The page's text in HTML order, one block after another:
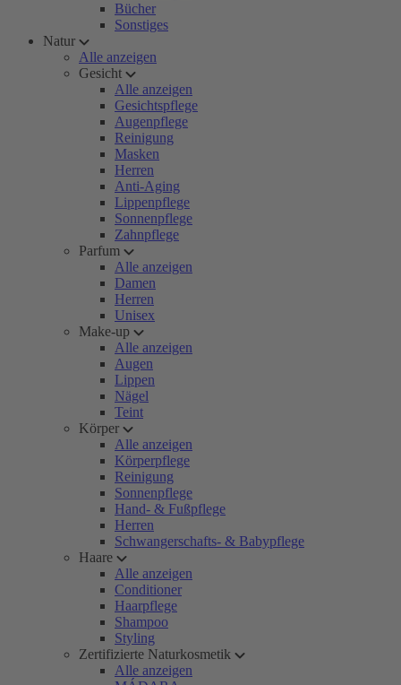
Bücher
Sonstiges
Natur
Alle anzeigen
Gesicht
Alle anzeigen
Gesichtspflege
Augenpflege
Reinigung
Masken
Herren
Anti-Aging
Lippenpflege
Sonnenpflege
Zahnpflege
Parfum
Alle anzeigen
Damen
Herren
Unisex
Make-up
Alle anzeigen
Augen
Lippen
Nägel
Teint
Körper
Alle anzeigen
Körperpflege
Reinigung
Sonnenpflege
Hand- & Fußpflege
Herren
Schwangerschafts- & Babypflege
Haare
Alle anzeigen
Conditioner
Haarpflege
Shampoo
Styling
Zertifizierte Naturkosmetik
Alle anzeigen